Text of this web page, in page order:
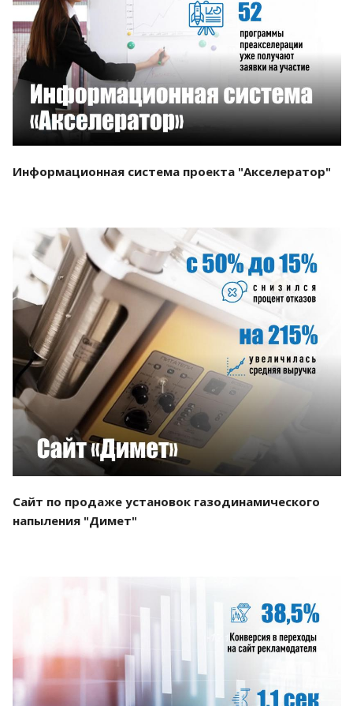
Смотреть проект
Информационная система проекта "Акселератор"
Смотреть проект
Сайт по продаже установок газодинамического
напыления "Димет"